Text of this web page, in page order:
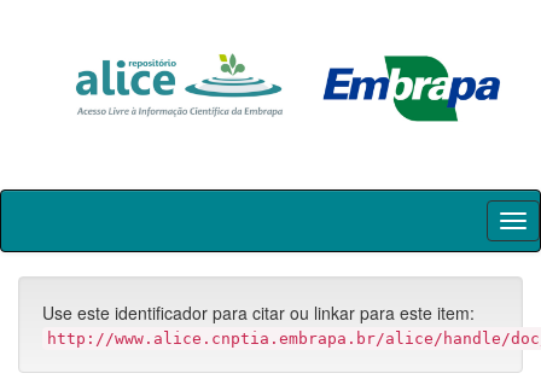
Skip
Use este identificador para citar ou linkar para este item:
http://www.alice.cnptia.embrapa.br/alice/handle/